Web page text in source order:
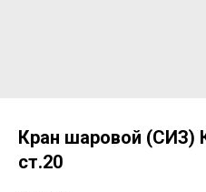
Кран шаровой
ст.20